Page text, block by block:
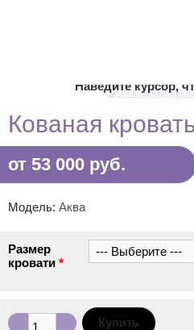
Наведите курсор,
Кованая
от 53 000 руб.
Модель: Аква
Размер
кровати *